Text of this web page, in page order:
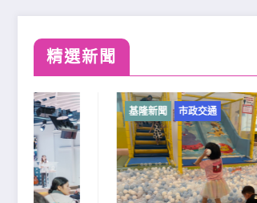
精選新聞
基隆新聞 市政交通